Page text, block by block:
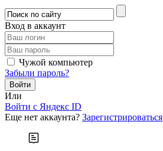
Вход в аккаунт
Чужой компьютер
Забыли пароль?
Или
Войти c Яндекс ID
Еще нет аккаунта? Зарегистрироваться